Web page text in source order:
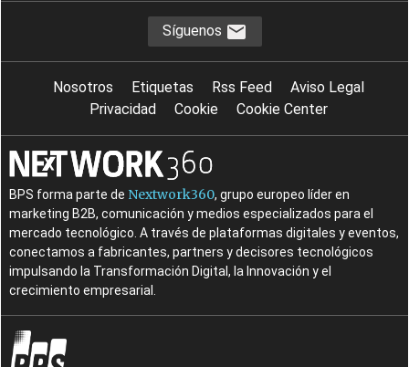
Síguenos
Nosotros Etiquetas Rss Feed
Aviso Legal
Privacidad
Cookie Cookie Center
BPS forma parte de Nextwork360, grupo europeo líder en
marketing B2B, comunicación y medios especializados para el
mercado tecnológico. A través de plataformas digitales y eventos,
conectamos a fabricantes, partners y decisores tecnológicos
impulsando la Transformación Digital, la Innovación y el
crecimiento empresarial.